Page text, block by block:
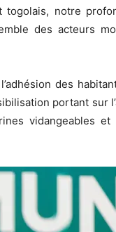
togolais, notre
des acteurs
des
portant sur
vidangeables